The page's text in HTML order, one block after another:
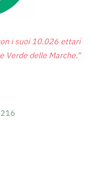
i suoi 10.026 ettari
Verde delle Marche."